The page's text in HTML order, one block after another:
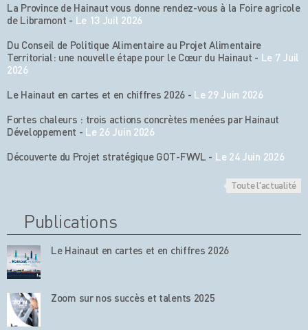
La Province de Hainaut vous donne rendez-vous à la Foire agricole
de Libramont - Le 13 Juil 2026
Du Conseil de Politique Alimentaire au Projet Alimentaire
Territorial: une nouvelle étape pour le Cœur du Hainaut - Le 7 Juil
2026
Le Hainaut en cartes et en chiffres 2026 - Le 29 Juin 2026
Fortes chaleurs : trois actions concrètes menées par Hainaut
Développement - Le 26 Juin 2026
Découverte du Projet stratégique GOT-FWVL - Le 24 Juin 2026
Toute l'actualité
Publications
Le Hainaut en cartes et en chiffres 2026
Zoom sur nos succès et talents 2025